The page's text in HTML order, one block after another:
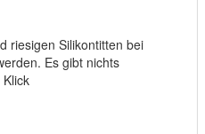
riesigen Silikontitten bei
Es gibt nichts